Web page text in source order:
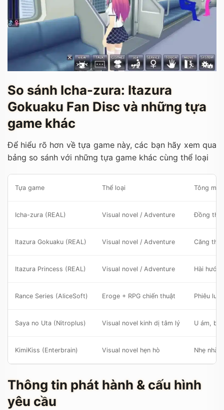
So sánh Icha-zura: Itazura
Gokuaku Fan Disc và những tựa
game khác
Để hiểu rõ hơn về tựa game này, các bạn hãy xem qua
bảng so sánh với những tựa game khác cùng thể loại
Tựa game Thể loại Tông màu
Icha-zura (REAL) Visual novel / Adventure Đồng
Itazura Gokuaku (REAL) Visual novel / Adventure Căng
Itazura Princess (REAL) Visual novel / Adventure Hài
Rance Series (AliceSoft) Eroge + RPG chiến thuật Phiêu
Saya no Uta (Nitroplus) Visual novel kinh dị tâm lý U ám, bi
KimiKiss (Enterbrain) Visual novel hẹn hò Nhẹ
Thông tin phát hành & cấu hình
yêu cầu